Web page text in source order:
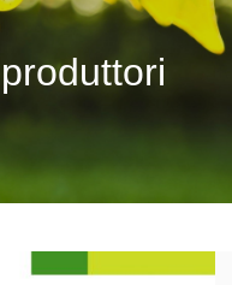
produttori